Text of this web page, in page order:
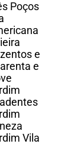
Poços
e
e
Vila